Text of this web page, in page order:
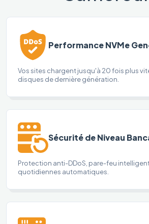
Performance NVMe
Vos sites chargent jusqu'à 20 fois plus
disques de dernière génération.
Sécurité de Niveau
Protection anti-DDoS, pare-feu
quotidiennes automatiques.